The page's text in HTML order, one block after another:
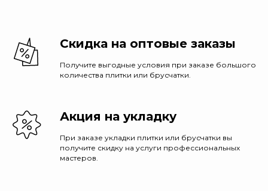
Скидка на оптовые заказы
Получите выгодные условия при заказе большого
количества плитки или брусчатки.
Акция на укладку
При заказе укладки плитки или брусчатки вы
получите скидку на услуги профессиональных
мастеров.